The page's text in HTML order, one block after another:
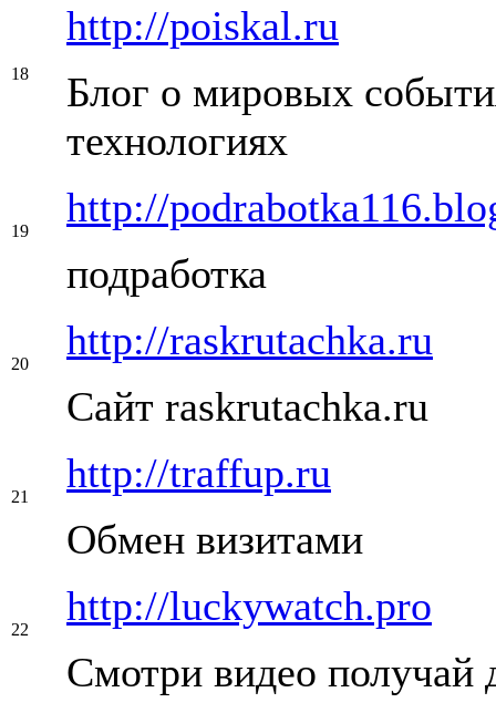
18
http://poiskal.ru
Блог о мировых
технологиях
19
http://
подработка
20
http://raskrutachka.ru
Сайт raskrutachka.ru
21
http://traffup.ru
Обмен визитами
22
http://luckywatch.pro
Смотри видео получай